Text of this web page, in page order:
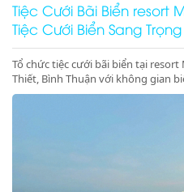
Tiệc Cưới Bãi Biển resort
Tiệc Cưới Biển Sang
Thuận
Tổ chức tiệc cưới bãi biển tại resort
Thiết, Bình Thuận với không gian
chuyên nghiệp, sân khấu cưới